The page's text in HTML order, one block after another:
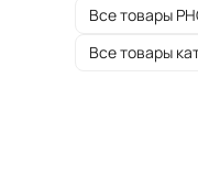
Все товары
Все товары